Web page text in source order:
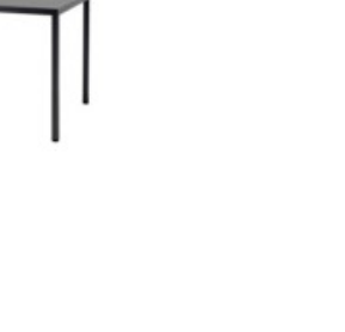
un PREVENTIVO cliccando sul pulsante